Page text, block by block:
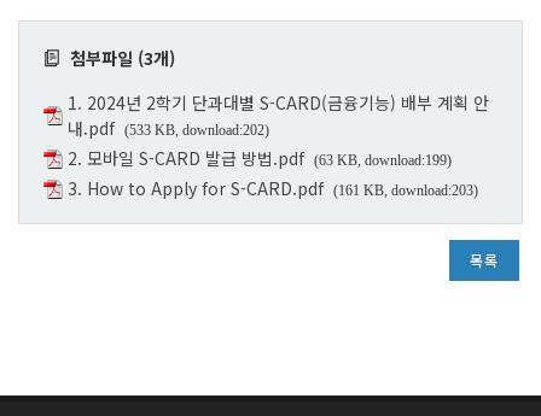
첨부파일 (3개)
1. 2024년 2학기 단과대별 S-CARD(금융기능) 배부 계획 안
내.pdf (533 KB, download:202)
2. 모바일 S-CARD 발급 방법.pdf (63 KB, download:199)
3. How to Apply for S-CARD.pdf (161 KB, download:203)
목록